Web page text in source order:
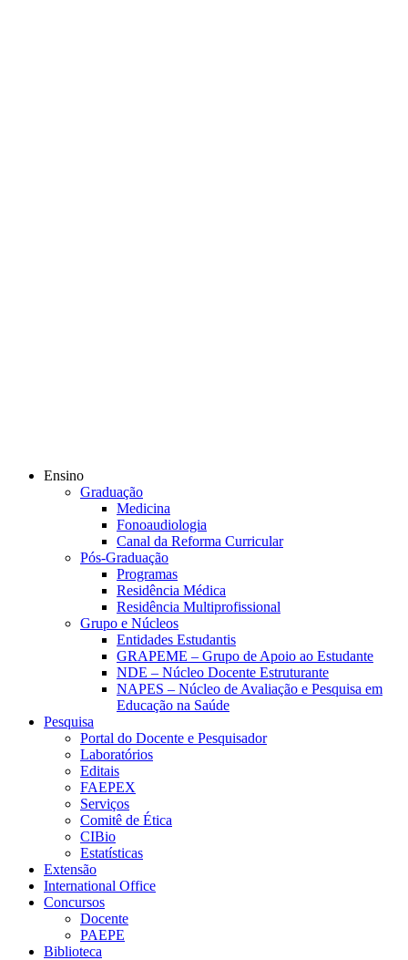
Ensino
Graduação
Medicina
Fonoaudiologia
Canal da Reforma Curricular
Pós-Graduação
Programas
Residência Médica
Residência Multiprofissional
Grupo e Núcleos
Entidades Estudantis
GRAPEME – Grupo de Apoio ao Estudante
NDE – Núcleo Docente Estruturante
NAPES – Núcleo de Avaliação e Pesquisa em
Educação na Saúde
Pesquisa
Portal do Docente e Pesquisador
Laboratórios
Editais
FAEPEX
Serviços
Comitê de Ética
CIBio
Estatísticas
Extensão
International Office
Concursos
Docente
PAEPE
Biblioteca